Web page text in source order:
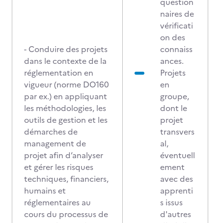
- Conduire des projets
dans le contexte de la
réglementation en
vigueur (norme DO160
par ex.) en appliquant
les méthodologies, les
outils de gestion et les
démarches de
management de
projet afin d’analyser
et gérer les risques
techniques, financiers,
humains et
réglementaires au
cours du processus de
naires de
vérificati
on des
connaiss
ances.
Projets
en
groupe,
dont le
projet
transvers
al,
éventuell
ement
avec des
apprenti
s issus
d'autres